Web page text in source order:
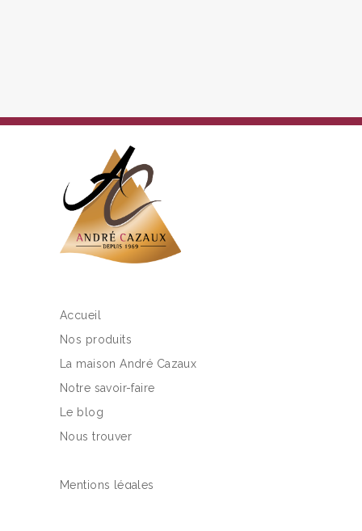
Accueil
Nos produits
La maison André Cazaux
Notre savoir-faire
Le blog
Nous trouver
Mentions légales